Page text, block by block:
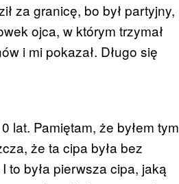
za granicę, bo był partyjny,
ojca, w którym trzymał
i mi pokazał. Długo się
lat. Pamiętam, że byłem tym
że ta cipa była bez
to była pierwsza cipa, jaką